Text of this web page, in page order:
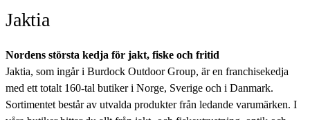
Jaktia
Nordens största kedja för jakt, fiske och fritid
Jaktia, som ingår i Burdock Outdoor Group, är en franchisekedja
med ett totalt 160-tal butiker i Norge, Sverige och i Danmark.
Sortimentet består av utvalda produkter från ledande varumärken. I